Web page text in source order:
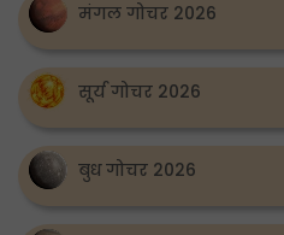
मंगल गोचर 2026
सूर्य गोचर 2026
बुध गोचर 2026